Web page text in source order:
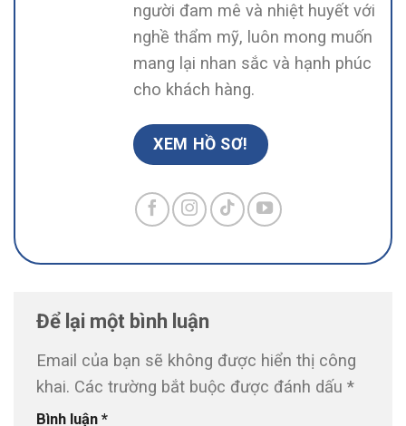
người đam mê và nhiệt huyết với
nghề thẩm mỹ, luôn mong muốn
mang lại nhan sắc và hạnh phúc
cho khách hàng.
XEM HỒ SƠ!
Để lại một bình luận
Email của bạn sẽ không được hiển thị công
khai. Các trường bắt buộc được đánh dấu *
Bình luận *